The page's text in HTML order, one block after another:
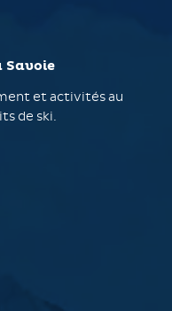
Savoie
et activités au
de ski.